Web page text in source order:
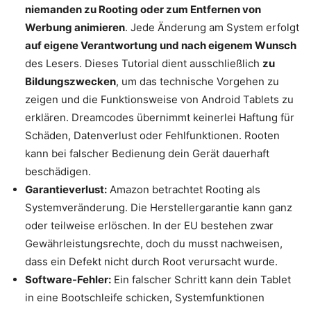
niemanden zu Rooting oder zum Entfernen von
Werbung animieren. Jede Änderung am System erfolgt
auf eigene Verantwortung und nach eigenem Wunsch
des Lesers. Dieses Tutorial dient ausschließlich zu
Bildungszwecken, um das technische Vorgehen zu
zeigen und die Funktionsweise von Android Tablets zu
erklären. Dreamcodes übernimmt keinerlei Haftung für
Schäden, Datenverlust oder Fehlfunktionen. Rooten
kann bei falscher Bedienung dein Gerät dauerhaft
beschädigen.
Garantieverlust: Amazon betrachtet Rooting als
Systemveränderung. Die Herstellergarantie kann ganz
oder teilweise erlöschen. In der EU bestehen zwar
Gewährleistungsrechte, doch du musst nachweisen,
dass ein Defekt nicht durch Root verursacht wurde.
Software-Fehler: Ein falscher Schritt kann dein Tablet
in eine Bootschleife schicken, Systemfunktionen